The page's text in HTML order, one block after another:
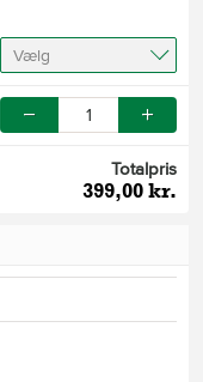
Vælg
Totalpris
399,00 kr.